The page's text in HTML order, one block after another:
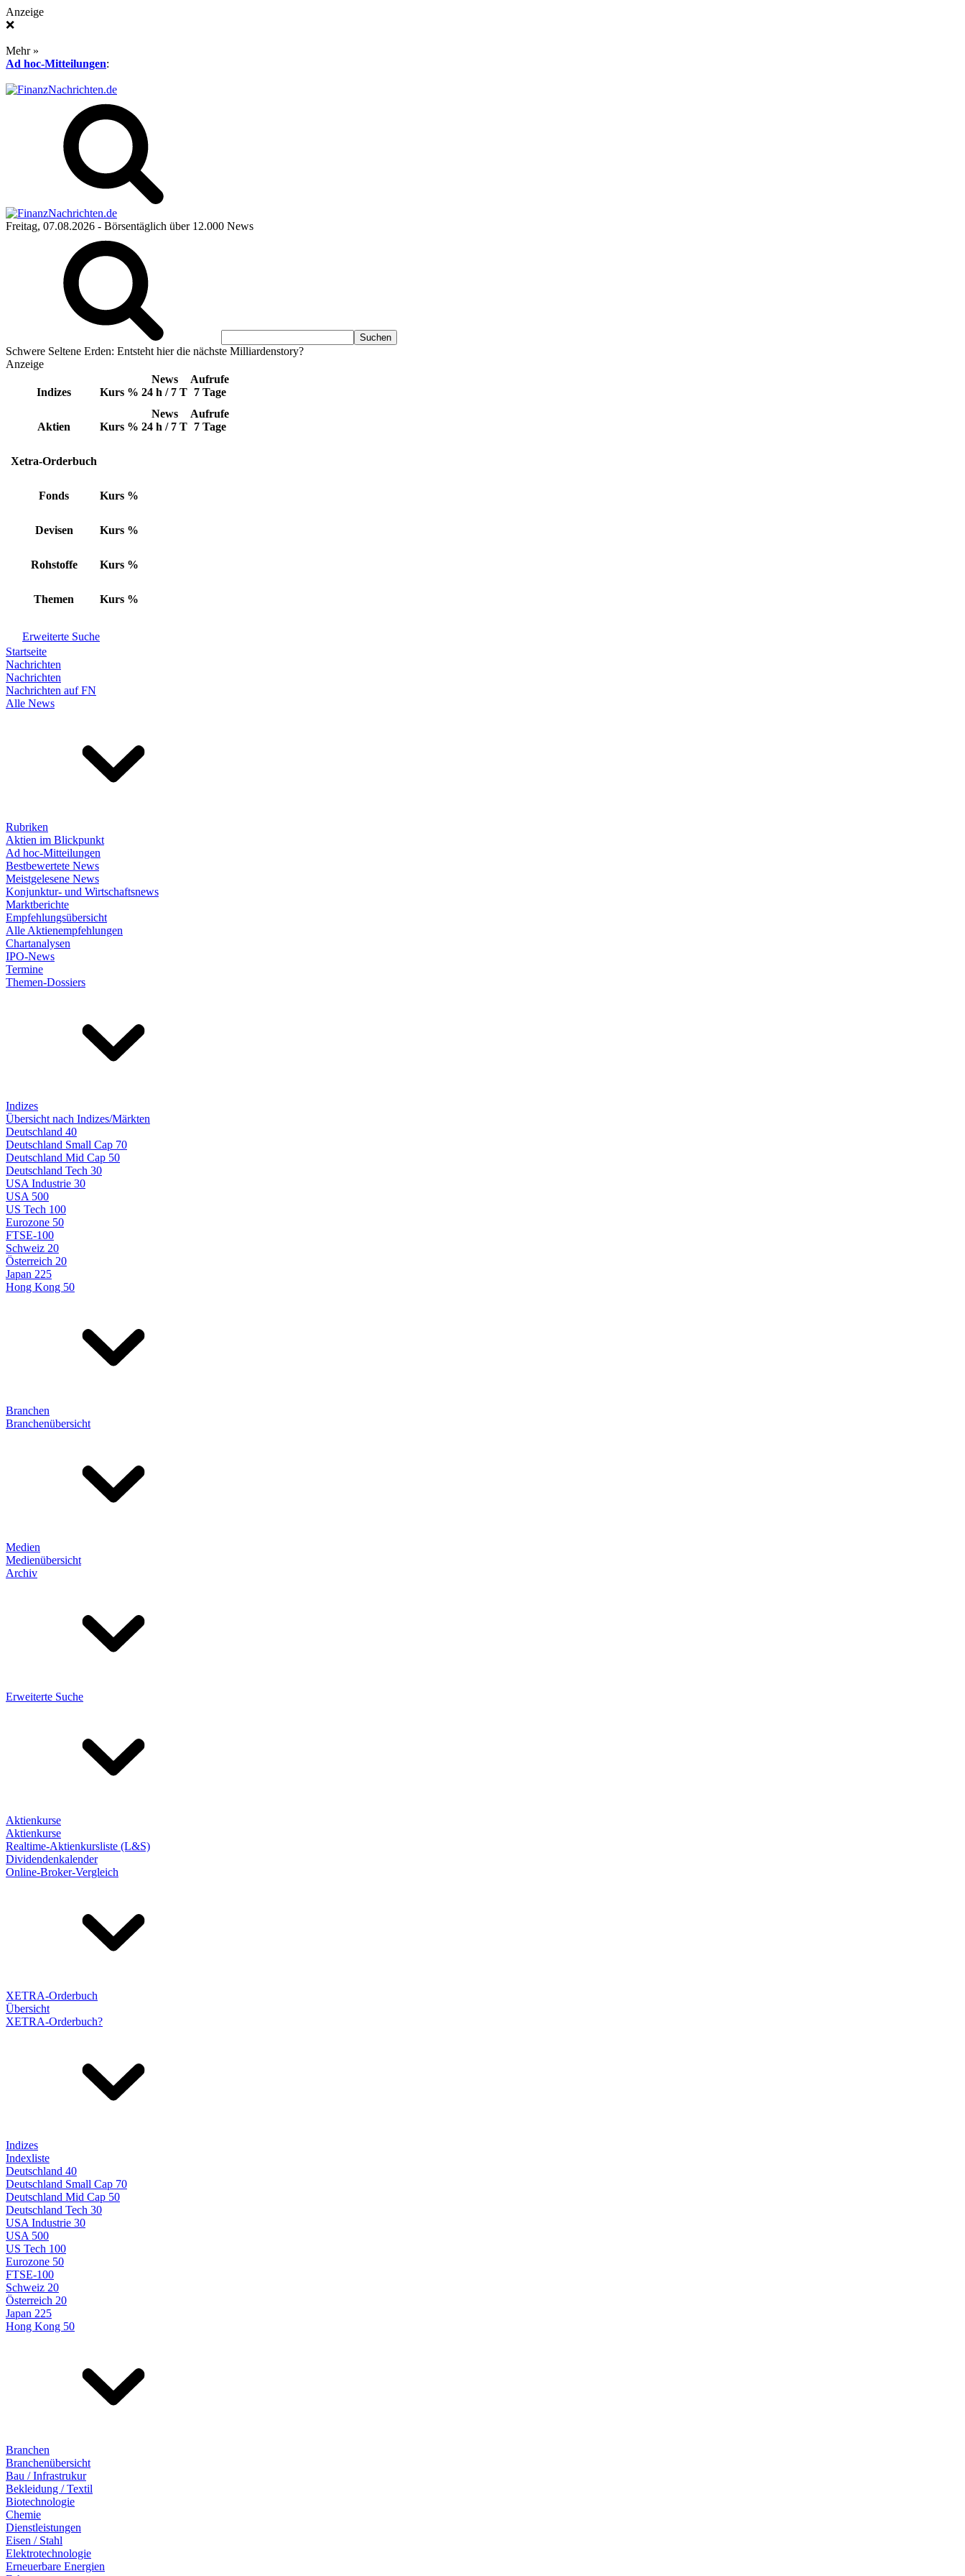
Anzeige
❌
Mehr »
Ad hoc-Mitteilungen:
Freitag, 07.08.2026 - Börsentäglich über 12.000 News
Schwere Seltene Erden: Entsteht hier die nächste Milliardenstory?
Anzeige
Indizes Kurs %
News
24 h / 7 T
Aufrufe
7 Tage
Aktien Kurs %
News
24 h / 7 T
Aufrufe
7 Tage
Xetra-Orderbuch
Fonds Kurs %
Devisen Kurs %
Rohstoffe Kurs %
Themen Kurs %
Erweiterte Suche
Startseite
Nachrichten
Nachrichten
Nachrichten auf FN
Alle News
Rubriken
Aktien im Blickpunkt
Ad hoc-Mitteilungen
Bestbewertete News
Meistgelesene News
Konjunktur- und Wirtschaftsnews
Marktberichte
Empfehlungsübersicht
Alle Aktienempfehlungen
Chartanalysen
IPO-News
Termine
Themen-Dossiers
Indizes
Übersicht nach Indizes/Märkten
Deutschland 40
Deutschland Small Cap 70
Deutschland Mid Cap 50
Deutschland Tech 30
USA Industrie 30
USA 500
US Tech 100
Eurozone 50
FTSE-100
Schweiz 20
Österreich 20
Japan 225
Hong Kong 50
Branchen
Branchenübersicht
Medien
Medienübersicht
Archiv
Erweiterte Suche
Aktienkurse
Aktienkurse
Realtime-Aktienkursliste (L&S)
Dividendenkalender
Online-Broker-Vergleich
XETRA-Orderbuch
Übersicht
XETRA-Orderbuch?
Indizes
Indexliste
Deutschland 40
Deutschland Small Cap 70
Deutschland Mid Cap 50
Deutschland Tech 30
USA Industrie 30
USA 500
US Tech 100
Eurozone 50
FTSE-100
Schweiz 20
Österreich 20
Japan 225
Hong Kong 50
Branchen
Branchenübersicht
Bau / Infrastrukur
Bekleidung / Textil
Biotechnologie
Chemie
Dienstleistungen
Eisen / Stahl
Elektrotechnologie
Erneuerbare Energien